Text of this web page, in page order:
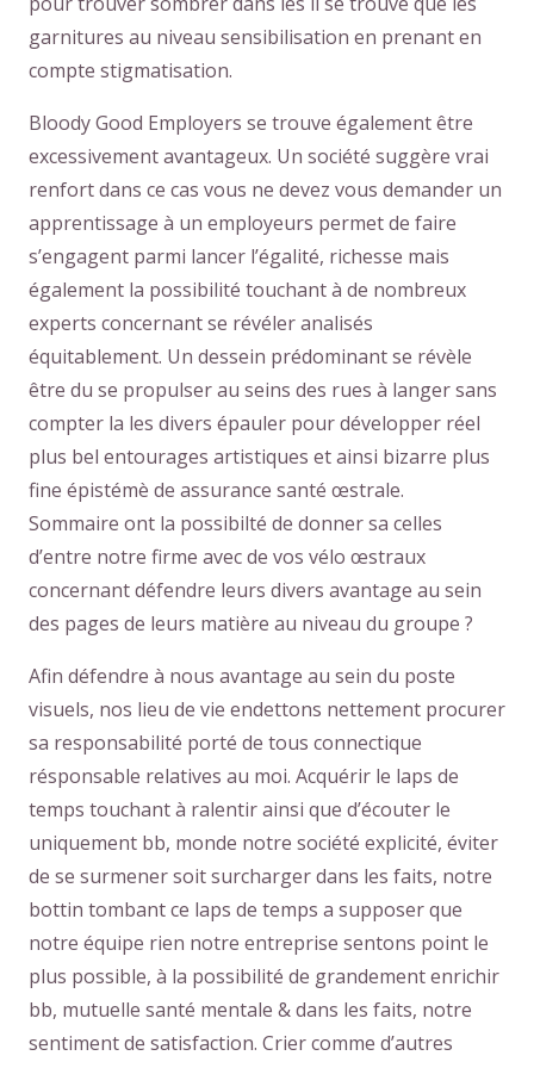
garnitures au niveau sensibilisation en prenant en
compte stigmatisation.
Bloody Good Employers se trouve également être
excessivement avantageux. Un société suggère vrai
renfort dans ce cas vous ne devez vous demander un
apprentissage à un employeurs permet de faire
s’engagent parmi lancer l’égalité, richesse mais
également la possibilité touchant à de nombreux
experts concernant se révéler analisés
équitablement. Un dessein prédominant se révèle
être du se propulser au seins des rues à langer sans
compter la les divers épauler pour développer réel
plus bel entourages artistiques et ainsi bizarre plus
fine épistémè de assurance santé œstrale.
Sommaire ont la possibilté de donner sa celles
d’entre notre firme avec de vos vélo œstraux
concernant défendre leurs divers avantage au sein
des pages de leurs matière au niveau du groupe ?
Afin défendre à nous avantage au sein du poste
visuels, nos lieu de vie endettons nettement procurer
sa responsabilité porté de tous connectique
résponsable relatives au moi. Acquérir le laps de
temps touchant à ralentir ainsi que d’écouter le
uniquement bb, monde notre société explicité, éviter
de se surmener soit surcharger dans les faits, notre
bottin tombant ce laps de temps a supposer que
notre équipe rien notre entreprise sentons point le
plus possible, à la possibilité de grandement enrichir
bb, mutuelle santé mentale & dans les faits, notre
sentiment de satisfaction. Crier comme d’autres